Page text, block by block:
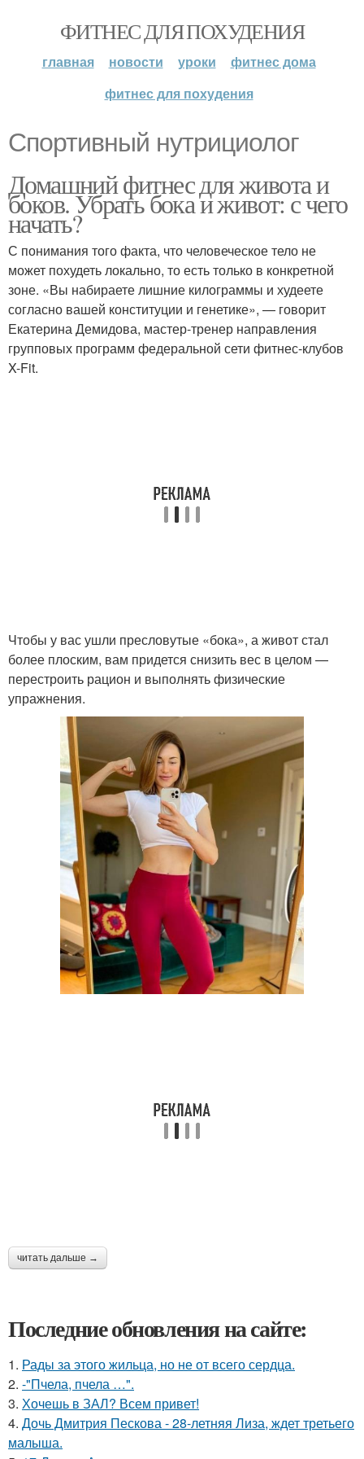
ФИТНЕС ДЛЯ ПОХУДЕНИЯ
главная новости уроки
фитнес дома
фитнес для похудения
Спортивный нутрициолог
Домашний фитнес для живота и
боков. Убрать бока и живот: с чего
начать?
С понимания того факта, что человеческое тело не
может похудеть локально, то есть только в конкретной
зоне. «Вы набираете лишние килограммы и худеете
согласно вашей конституции и генетике», — говорит
Екатерина Демидова, мастер-тренер направления
групповых программ федеральной сети фитнес-клубов
X-Fit.
Чтобы у вас ушли пресловутые «бока», а живот стал
более плоским, вам придется снизить вес в целом —
перестроить рацион и выполнять физические
упражнения.
читать дальше →
Последние обновления на сайте:
1. Рады за этого жильца, но не от всего сердца.
2. -"Пчела, пчела …".
3. Хочешь в ЗАЛ? Всем привет!
4. Дочь Дмитрия Пескова - 28-летняя Лиза, ждет третьего
малыша.